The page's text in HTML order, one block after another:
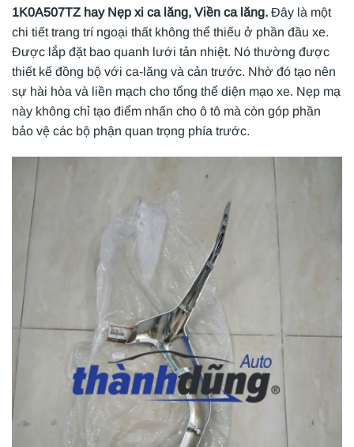
1K0A507TZ hay Nẹp xi ca lăng, Viền ca lăng. Đây là một
chi tiết trang trí ngoại thất không thể thiếu ở phần đầu xe.
Được lắp đặt bao quanh lưới tản nhiệt. Nó thường được
thiết kế đồng bộ với ca-lăng và cản trước. Nhờ đó tạo nên
sự hài hòa và liền mạch cho tổng thể diện mạo xe. Nẹp mạ
này không chỉ tạo điểm nhấn cho ô tô mà còn góp phần
bảo vệ các bộ phận quan trọng phía trước.